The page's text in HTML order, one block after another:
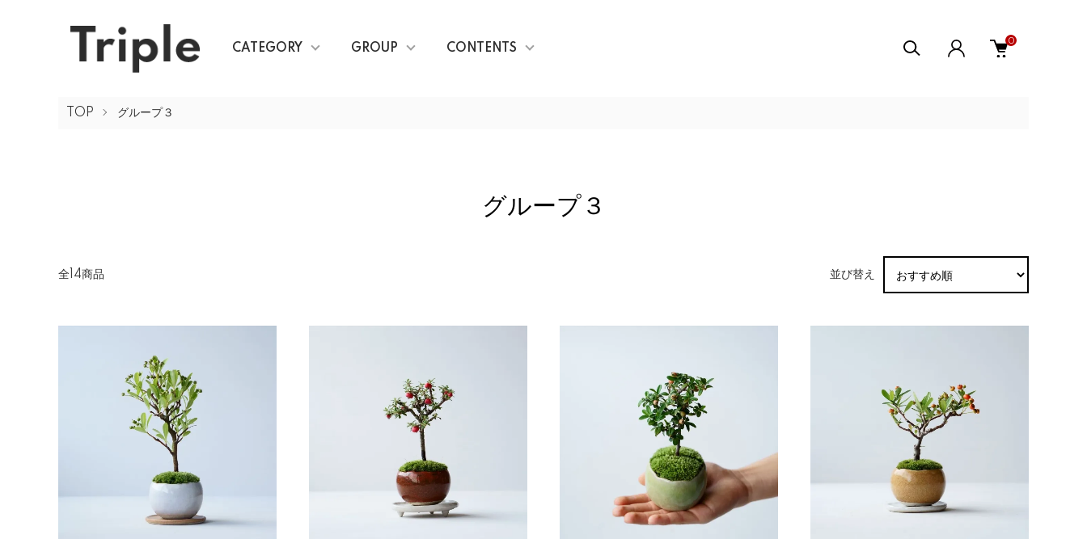
CATEGORY GROUP CONTENTS
0
TOP グループ３
グループ３
全14商品 並び替え